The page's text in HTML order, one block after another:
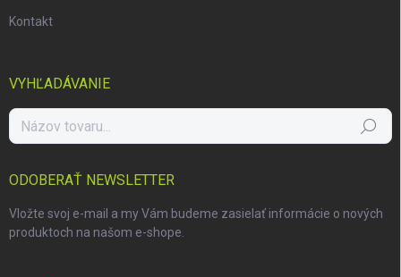
Kontakt
VYHĽADÁVANIE
Hľadať
ODOBERAŤ NEWSLETTER
Vložte svoj e-mail a my Vám budeme zasielať informácie o nových
produktoch na našom e-shope.